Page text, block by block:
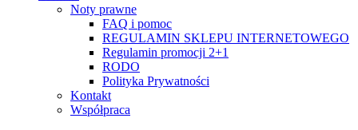
Noty prawne
FAQ i pomoc
REGULAMIN SKLEPU INTERNETOWEGO
Regulamin promocji 2+1
RODO
Polityka Prywatności
Kontakt
Współpraca